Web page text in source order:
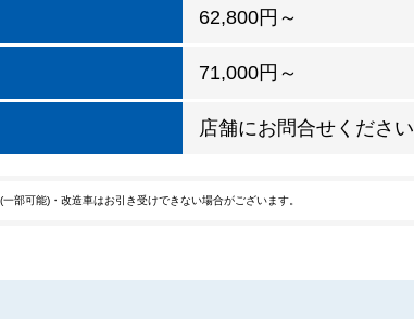
62,800円～
71,000円～
店舗にお問合せください
部可能)・改造車はお引き受けできない場合がございます。